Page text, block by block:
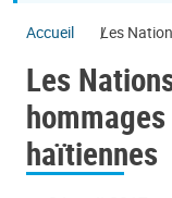
Accueil
Les
Les
haïtiennes